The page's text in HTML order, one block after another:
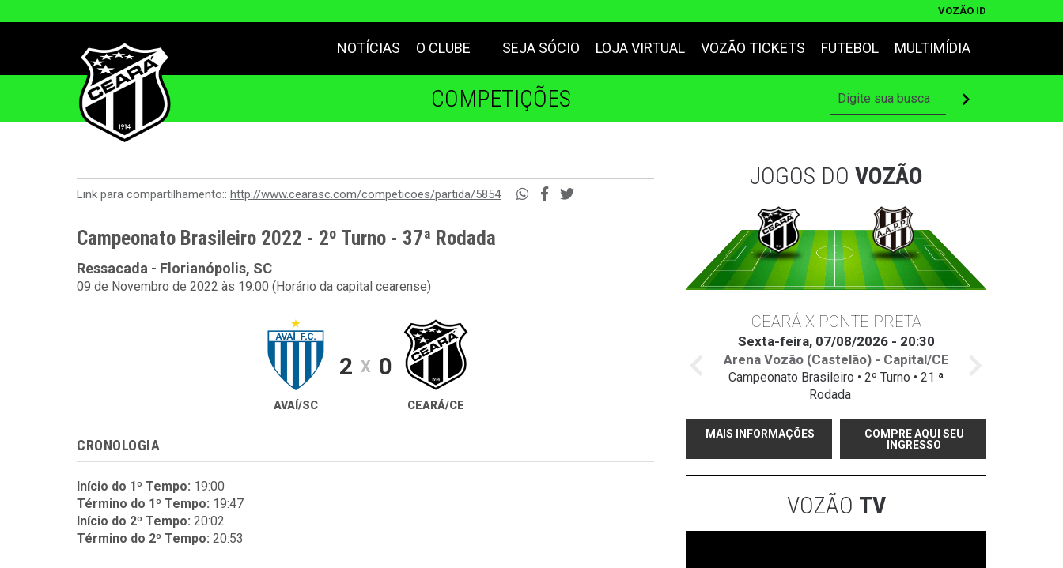
VOZÃO ID
NOTÍCIAS O CLUBE SEJA SÓCIO LOJA VIRTUAL VOZÃO TICKETS FUTEBOL MULTIMÍDIA
COMPETIÇÕES
Link para compartilhamento:: http://www.cearasc.com/competicoes/partida/5854
Campeonato Brasileiro 2022 - 2º Turno - 37ª Rodada
Ressacada - Florianópolis, SC
09 de Novembro de 2022 às 19:00 (Horário da capital cearense)
AVAÍ/SC
2 X 0
CEARÁ/CE
CRONOLOGIA
Início do 1º Tempo: 19:00
Término do 1º Tempo: 19:47
Início do 2º Tempo: 20:02
Término do 2º Tempo: 20:53
JOGOS DO VOZÃO
CEARÁ X PONTE PRETA
Sexta-feira, 07/08/2026 - 20:30
Arena Vozão (Castelão) - Capital/CE
Campeonato Brasileiro • 2º Turno • 21 ª
Rodada
MAIS INFORMAÇÕES
COMPRE AQUI SEU
INGRESSO
VOZÃO TV